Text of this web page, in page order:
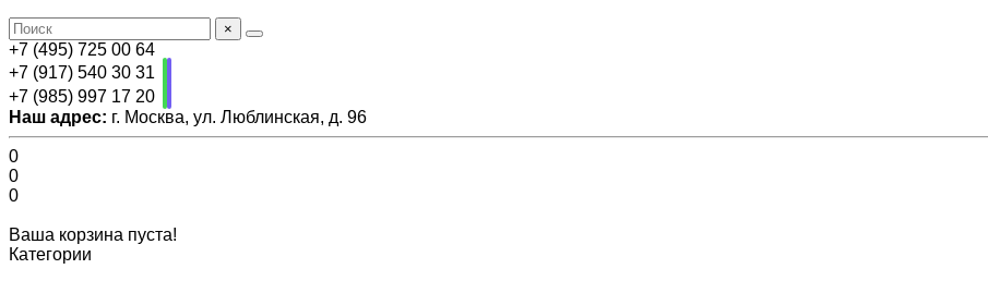
×
+7 (495) 725 00 64
+7 (917) 540 30 31
+7 (985) 997 17 20
Наш адрес: г. Москва, ул. Люблинская, д. 96
0
0
0
Ваша корзина пуста!
Категории